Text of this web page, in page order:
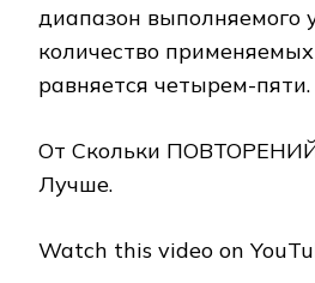
диапазон выполняемого
количество
равняется четырем-пяти.
От Скольки
Лучше.
Watch this video on